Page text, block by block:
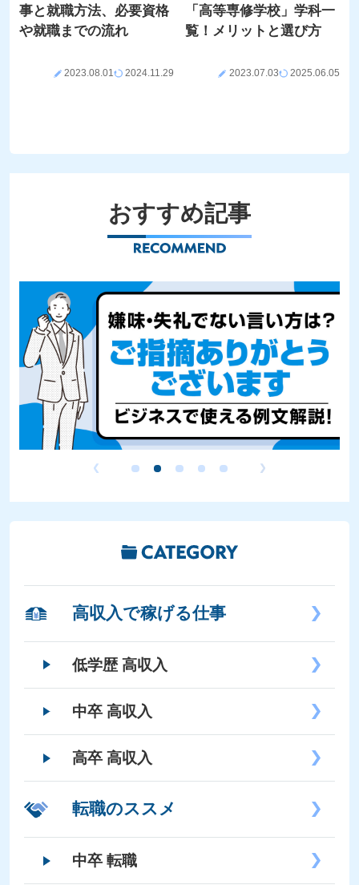
事と就職方法、必要資格
や就職までの流れ
2023.08.01 2024.11.29
「高等専修学校」学科一
覧！メリットと選び方
2023.07.03 2025.06.05
おすすめ記事
高収入で稼げる仕事
低学歴 高収入
中卒 高収入
高卒 高収入
転職のススメ
中卒 転職